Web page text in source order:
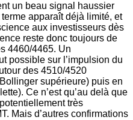
un beau signal haussier
apparaît déjà limité, et
aux investisseurs dès
reste donc toujours de
4460/4465. Un
possible sur l’impulsion du
des 4510/4520
supérieure) puis en
Ce n’est qu’au delà que
très
Mais d’autres confirmations